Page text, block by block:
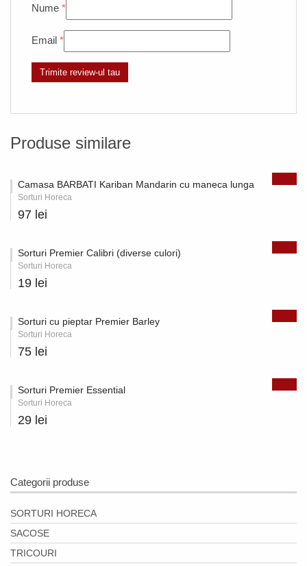
Nume *
Email *
Produse similare
Camasa BARBATI Kariban Mandarin cu maneca lunga
Sorturi Horeca
97 lei
Sorturi Premier Calibri (diverse culori)
Sorturi Horeca
19 lei
Sorturi cu pieptar Premier Barley
Sorturi Horeca
75 lei
Sorturi Premier Essential
Sorturi Horeca
29 lei
Categorii produse
SORTURI HORECA
SACOSE
TRICOURI